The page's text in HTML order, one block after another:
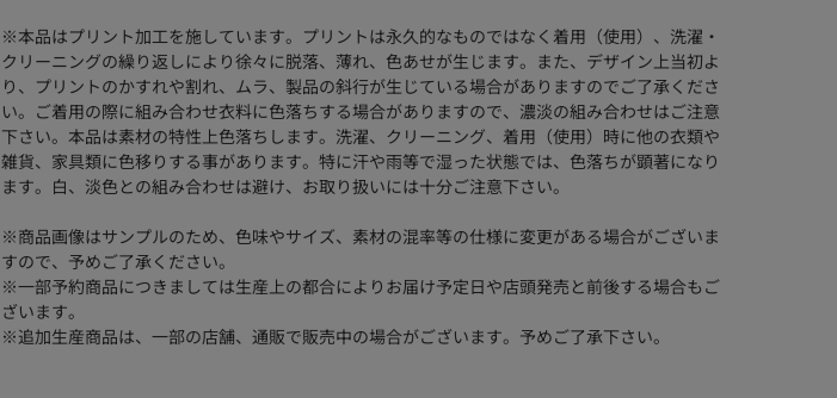
※本品はプリント加工を施しています。プリントは永久的なものではなく着用（使用）、洗濯・
クリーニングの繰り返しにより徐々に脱落、薄れ、色あせが生じます。また、デザイン上当初よ
り、プリントのかすれや割れ、ムラ、製品の斜行が生じている場合がありますのでご了承くださ
い。ご着用の際に組み合わせ衣料に色落ちする場合がありますので、濃淡の組み合わせはご注意
下さい。本品は素材の特性上色落ちします。洗濯、クリーニング、着用（使用）時に他の衣類や
雑貨、家具類に色移りする事があります。特に汗や雨等で湿った状態では、色落ちが顕著になり
ます。白、淡色との組み合わせは避け、お取り扱いには十分ご注意下さい。
※商品画像はサンプルのため、色味やサイズ、素材の混率等の仕様に変更がある場合がございま
すので、予めご了承ください。
※一部予約商品につきましては生産上の都合によりお届け予定日や店頭発売と前後する場合もご
ざいます。
※追加生産商品は、一部の店舗、通販で販売中の場合がございます。予めご了承下さい。